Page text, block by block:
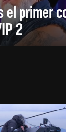
el primer
2